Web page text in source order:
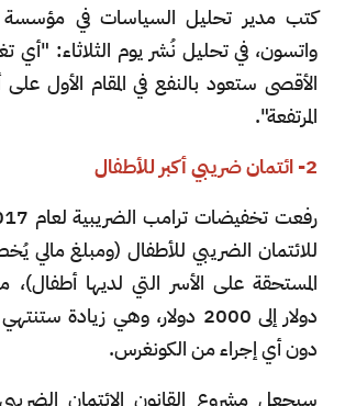
كتب مدير تحليل السياسات في مؤسسة
واتسون، في تحليل نُشر يوم الثلاثاء: "أي
الأقصى ستعود بالنفع في المقام الأول
المرتفعة".
2- ائتمان ضريبي أكبر للأطفال
للائتمان الضريبي للأطفال (ومبلغ مالي
دون أي إجراء من الكونغرس.
سيجعل مشروع القانون الائتمان